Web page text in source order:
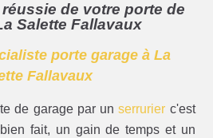
de votre porte de
Salette Fallavaux
porte garage à La
Fallavaux
de garage par unserrurier c'est
fait, un gain de temps et un